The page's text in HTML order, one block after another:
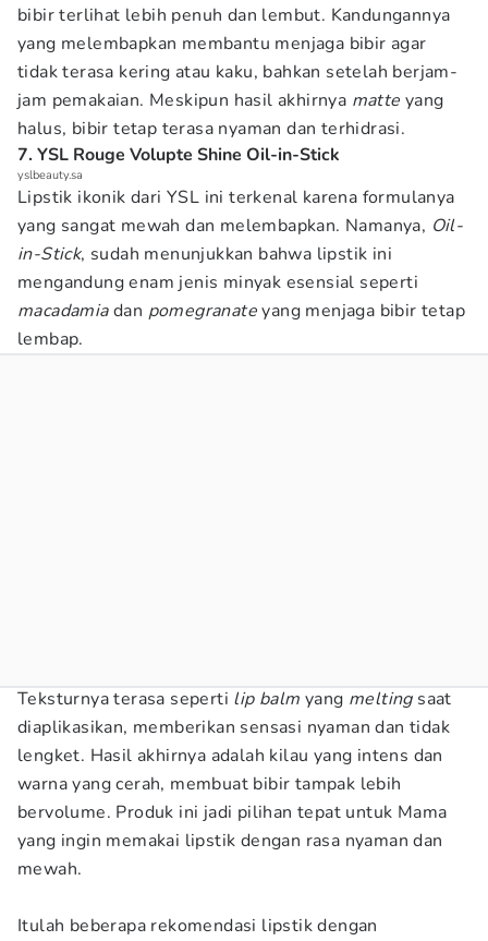
bibir terlihat lebih penuh dan lembut. Kandungannya
yang melembapkan membantu menjaga bibir agar
tidak terasa kering atau kaku, bahkan setelah berjam-
jam pemakaian. Meskipun hasil akhirnya matte yang
halus, bibir tetap terasa nyaman dan terhidrasi.
7. YSL Rouge Volupte Shine Oil-in-Stick
yslbeauty.sa
Lipstik ikonik dari YSL ini terkenal karena formulanya
yang sangat mewah dan melembapkan. Namanya, Oil-
in-Stick, sudah menunjukkan bahwa lipstik ini
mengandung enam jenis minyak esensial seperti
macadamiadan pomegranateyang menjaga bibir tetap
lembap.
Teksturnya terasa seperti lip balm yang meltingsaat
diaplikasikan, memberikan sensasi nyaman dan tidak
lengket. Hasil akhirnya adalah kilau yang intens dan
warna yang cerah, membuat bibir tampak lebih
bervolume. Produk ini jadi pilihan tepat untuk Mama
yang ingin memakai lipstik dengan rasa nyaman dan
mewah.
Itulah beberapa rekomendasi lipstik dengan